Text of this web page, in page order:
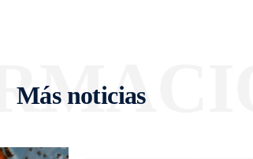
Más noticias